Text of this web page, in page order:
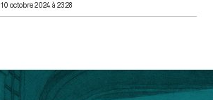
10 octobre 2024 à 23:28